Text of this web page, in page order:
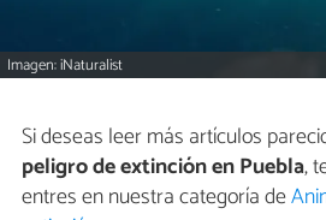
Imagen: iNaturalist
Si deseas leer más artículos
peligro de extinción en Puebla,
entres en nuestra categoría de